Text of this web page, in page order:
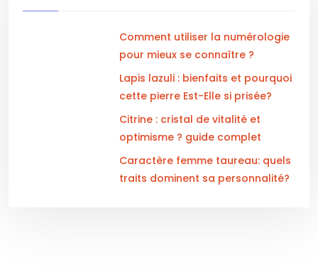
Comment utiliser la numérologie
pour mieux se connaître ?
Lapis lazuli : bienfaits et pourquoi
cette pierre Est-Elle si prisée?
Citrine : cristal de vitalité et
optimisme ? guide complet
Caractère femme taureau: quels
traits dominent sa personnalité?